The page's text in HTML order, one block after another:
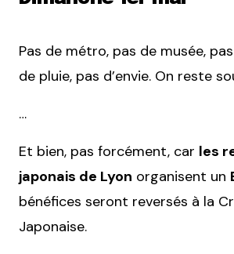
Pas de métro, pas de musée,
de pluie, pas d’envie. On reste
…
Et bien, pas forcément, car les
japonais de Lyon organisent un
bénéfices seront reversés à la
Japonaise.